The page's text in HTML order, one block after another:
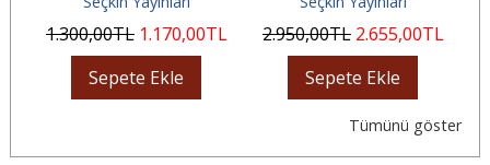
1.300,00TL 1.170,00TL
Sepete Ekle
2.950,00TL 2.655,00TL
Sepete Ekle
Tümünü göster